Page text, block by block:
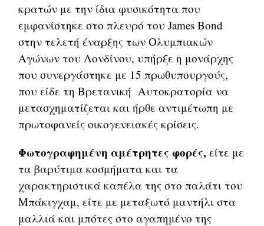
κρατών με την ίδια φυσικότητα που
εμφανίστηκε στο πλευρό του James Bond
στην τελετή έναρξης των Ολυμπιακών
Αγώνων του Λονδίνου, υπήρξε η μονάρχης
που συνεργάστηκε με 15 πρωθυπουργούς,
που είδε τη Βρετανική Αυτοκρατορία να
μετασχηματίζεται και ήρθε αντιμέτωπη με
πρωτοφανείς οικογενειακές κρίσεις.
Φωτογραφημένη αμέτρητες φορές,είτε με
τα βαρύτιμα κοσμήματα και τα
χαρακτηριστικά καπέλα της στο παλάτι του
Μπάκιγχαμ, είτε με μεταξωτό μαντήλι στα
μαλλιά και μπότες στο αγαπημένο της